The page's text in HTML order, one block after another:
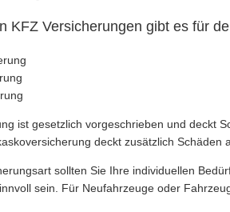
KFZ Versicherungen gibt es für
ist gesetzlich vorgeschrieben und deckt
deckt zusätzlich
sollten Sie Ihre individuellen
sein. Für Neufahrzeuge oder